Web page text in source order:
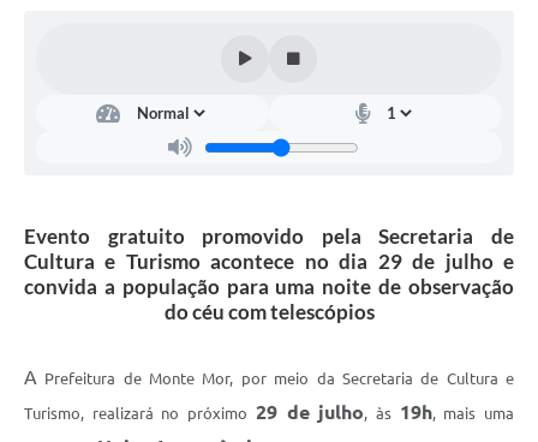
Evento gratuito promovido pela Secretaria de
Cultura e Turismo acontece no dia 29 de julho e
convida a população para uma noite de observação
do céu com telescópios
A Prefeitura de Monte Mor, por meio da Secretaria de Cultura e
Turismo, realizará no próximo 29 de julho, às 19h, mais uma